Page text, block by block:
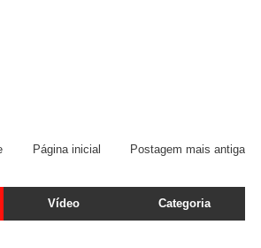
Postagem mais antiga
Página inicial
Vídeo Categoria